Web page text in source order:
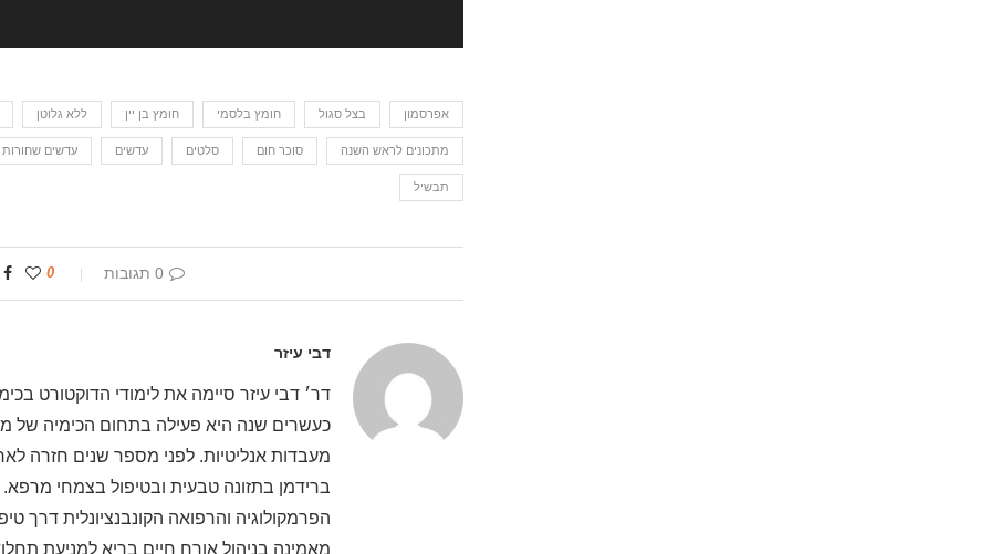
אפרסמון בצל סגול חומץ בלסמי חומץ בן יין ללא גלוטן
מתכונים לראש השנה סוכר חום סלטים עדשים עדשים שחורות
תבשיל
0 תגובות 0
דבי עיזר
דר׳ דבי עיזר סיימה את לימודי הדוקטורט
כעשרים שנה היא פעילה בתחום הכימיה של
מעבדות אנליטיות. לפני מספר שנים חזרה
ברידמן בתזונה טבעית ובטיפול בצמחי
הפרמקולוגיה והרפואה הקונבנציונלית דרך
מאמינה בניהול אורח חיים בריא למניעת